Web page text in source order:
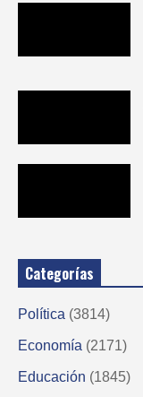
Categorías
Política (3814)
Economía (2171)
Educación (1845)